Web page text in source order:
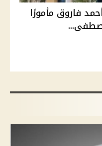
فاروق مأمورًا